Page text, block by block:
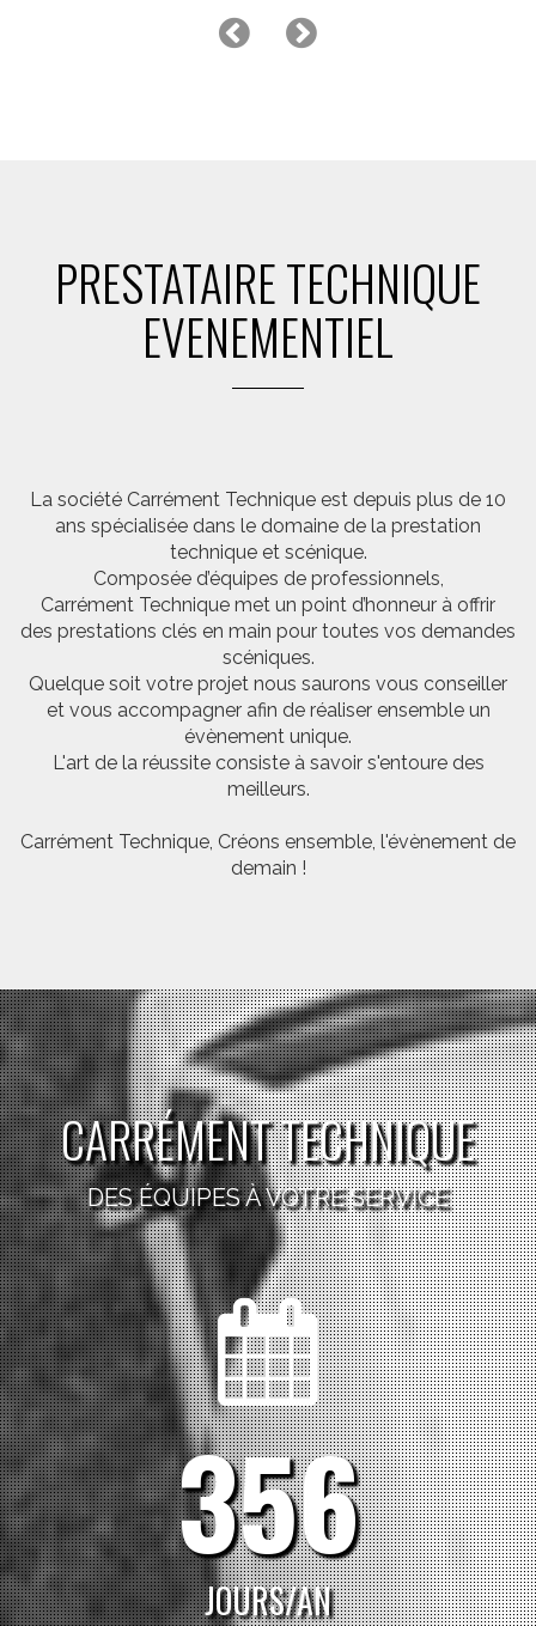
MACHINE ETINCELLES FROIDES
PRESTATAIRE TECHNIQUE
EVENEMENTIEL
La société Carrément Technique est depuis plus de 10
ans spécialisée dans le domaine de la prestation
technique et scénique.
Composée d’équipes de professionnels,
Carrément Technique met un point d’honneur à offrir
des prestations clés en main pour toutes vos demandes
scéniques.
Quelque soit votre projet nous saurons vous conseiller
et vous accompagner afin de réaliser ensemble un
évènement unique.
L'art de la réussite consiste à savoir s'entoure des
meilleurs.
Carrément Technique, Créons ensemble, l'évènement de
demain !
CARRÉMENT TECHNIQUE
DES ÉQUIPES À VOTRE SERVICE
365
JOURS/AN